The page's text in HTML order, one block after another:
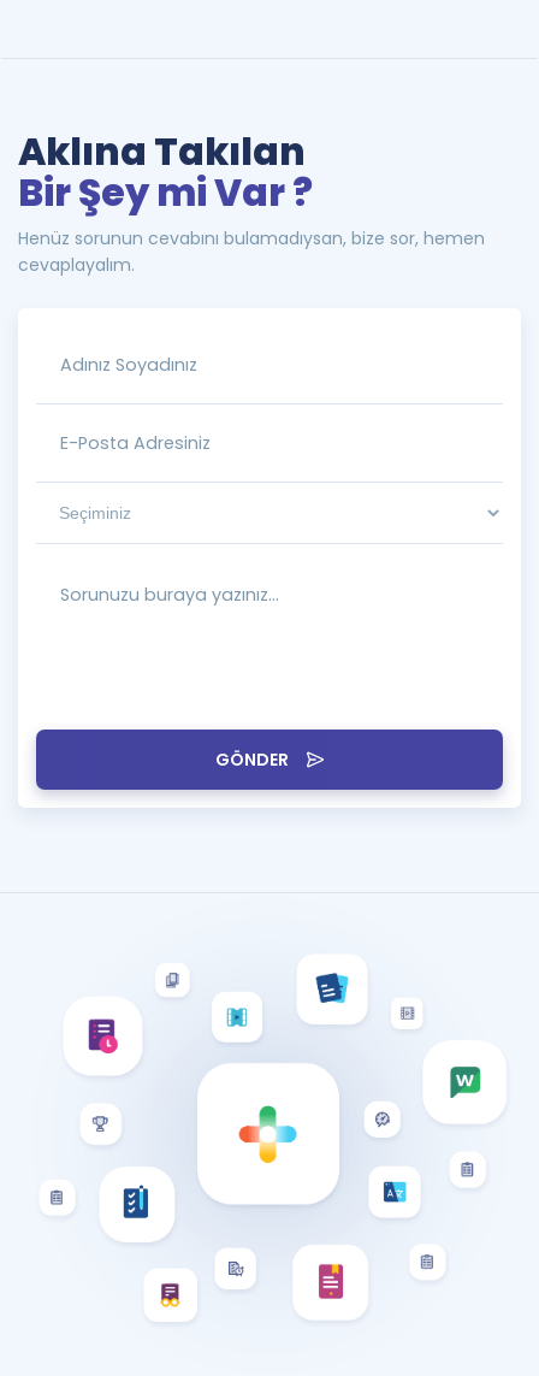
GÖNDER
Aklına Takılan
Bir Şey mi Var ?
Henüz sorunun cevabını bulamadıysan, bize sor, hemen
cevaplayalım.